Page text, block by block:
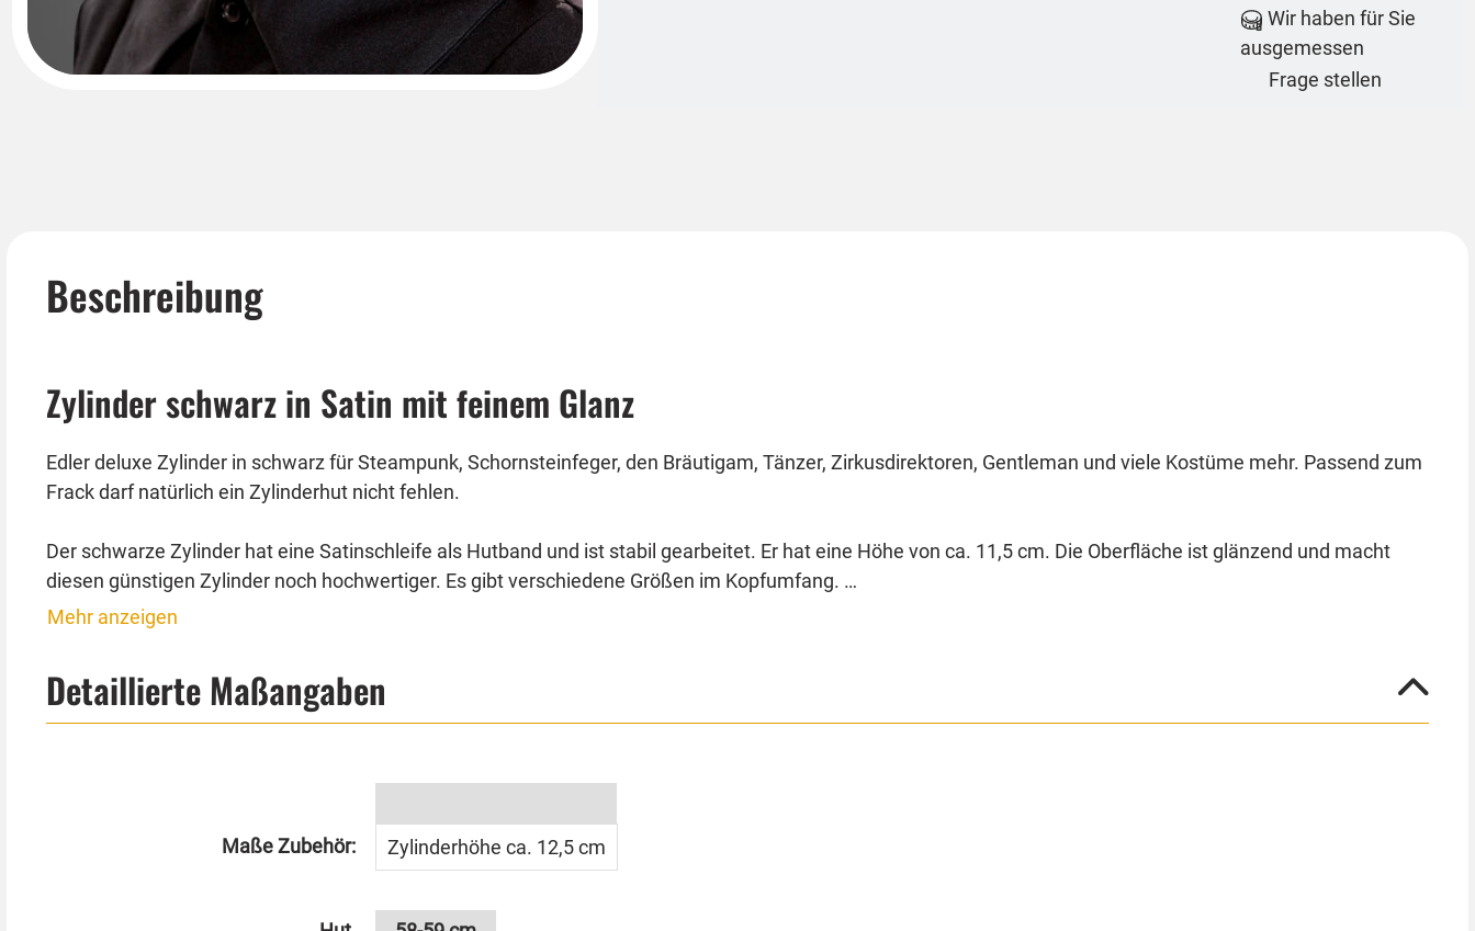
Wir haben für Sie
ausgemessen
Frage stellen
Beschreibung
Zylinder schwarz in Satin mit feinem Glanz
Edler deluxe Zylinder in schwarz für Steampunk, Schornsteinfeger, den Bräutigam, Tänzer, Zirkusdirektoren, Gentleman und viele Kostüme mehr. Passend zum
Frack darf natürlich ein Zylinderhut nicht fehlen.
Der schwarze Zylinder hat eine Satinschleife als Hutband und ist stabil gearbeitet. Er hat eine Höhe von ca. 11,5 cm. Die Oberfläche ist glänzend und macht
diesen günstigen Zylinder noch hochwertiger. Es gibt verschiedene Größen im Kopfumfang.
Größe 57-58 ist in der Regel eher für Damen geeignet.
(Haushaltsschwamm). So können Sie die Größe beliebig anpassen.
Bei fülligen Frisuren oder Perücken passt oft ein größerer Hut.
Mehr anzeigen
Detaillierte Maßangaben
Maße Zubehör: Zylinderhöhe ca. 12,5 cm